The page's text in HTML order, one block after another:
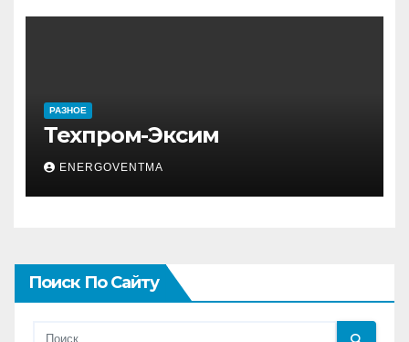
РАЗНОЕ
Техпром-Эксим
ENERGOVENTMA
Поиск По Сайту